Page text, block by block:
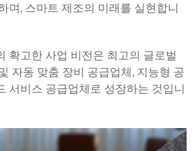
며, 스마트 제조의 미래를 실현합니
확고한 사업 비전은 최고의 글로벌
자동 맞춤 장비 공급업체, 지능형 공
서비스 공급업체로 성장하는 것입니